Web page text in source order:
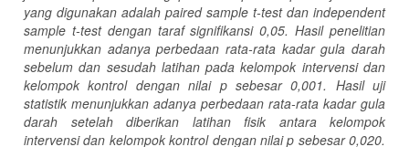
yang digunakan adalah paired sample t-test dan independent
sample t-test dengan taraf signifikansi 0,05. Hasil penelitian
menunjukkan adanya perbedaan rata-rata kadar gula darah
sebelum dan sesudah latihanpada kelompok intervensi dan
kelompok kontrol dengan nilai p sebesar 0,001. Hasil uji
statistik menunjukkan adanya perbedaan rata-rata kadar gula
darah setelah diberikan latihan fisik antara kelompok
intervensi dan kelompok kontrol dengan nilai p sebesar 0,020.